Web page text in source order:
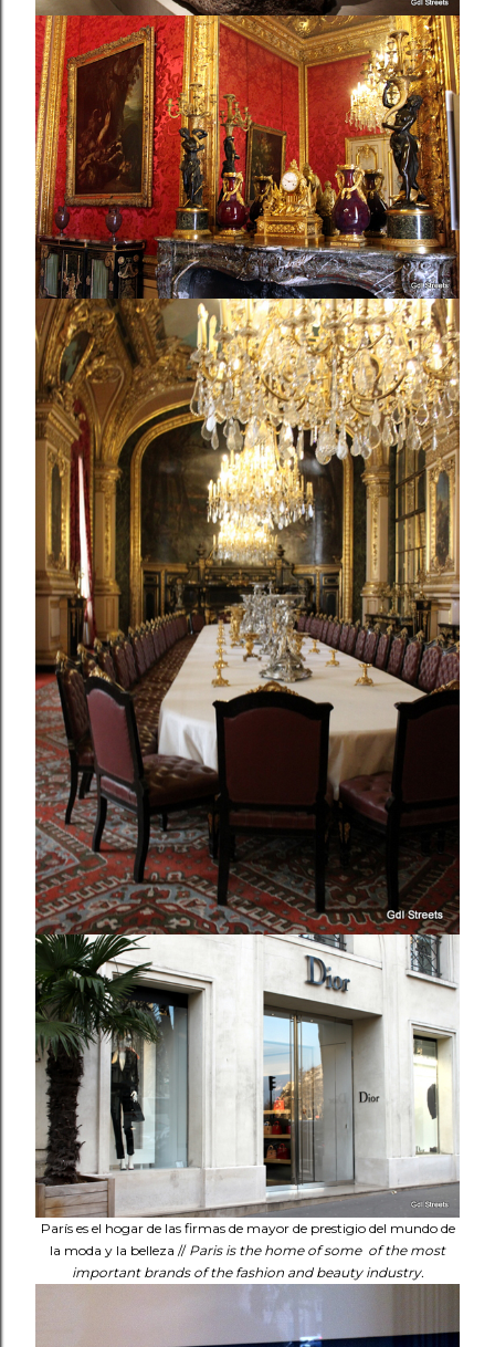
París es el hogar de las firmas de mayor de prestigio del mundo de
la moda y la belleza // Paris is the home of some of the most
important brands of the fashion and beauty industry.